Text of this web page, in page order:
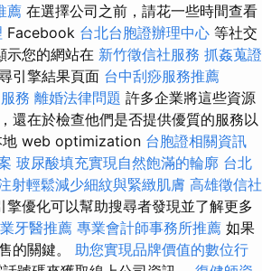
薦 在選擇公司之前，請花一些時間查看
Facebook 台北台胞證辦理中心 等社交
示您的網站在 新竹徵信社服務 抓姦蒐證
引擎結果頁面 台中刮痧服務推薦
務 離婚法律問題 許多企業將這些資源
還在於檢查他們是否提供優質的服務以
地 web optimization 台胞證相關資訊
玻尿酸填充實現自然飽滿的輪廓 台北
射輕鬆減少細紋與緊緻肌膚 高雄徵信社
擎優化可以幫助搜尋者發現並了解更多
牙醫推薦 專業會計師事務所推薦 如果
的關鍵。 助您實現品牌價值的數位行